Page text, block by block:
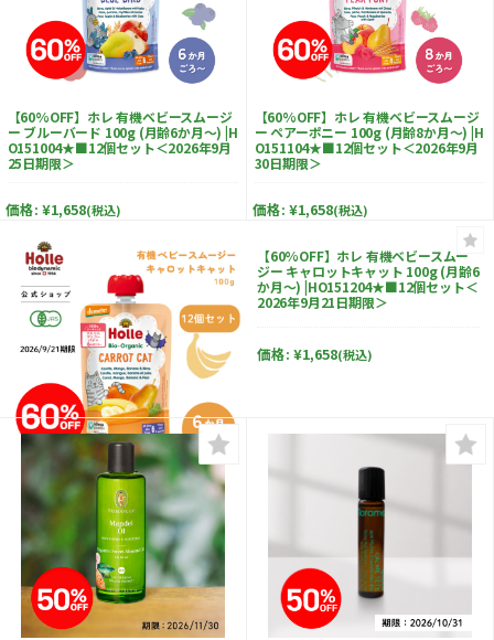
【60%OFF】ホレ 有機ベビースムージ
ー ブルーバード 100g (月齢6か月～) |H
O151004★■12個セット＜2026年9月
25日期限＞
価格: ¥1,658(税込)
【60%OFF】ホレ 有機ベビースムージ
ー ペアーポニー 100g (月齢8か月～) |H
O151104★■12個セット＜2026年9月
30日期限＞
価格: ¥1,658(税込)
【60%OFF】ホレ 有機ベビースムー
ジー キャロットキャット 100g (月齢6
か月～) |HO151204★■12個セット＜
2026年9月21日期限＞
価格: ¥1,658(税込)